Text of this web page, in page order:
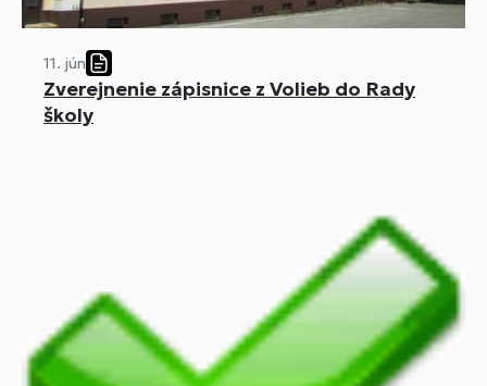
11. jún
Zverejnenie zápisnice z Volieb do Rady
školy